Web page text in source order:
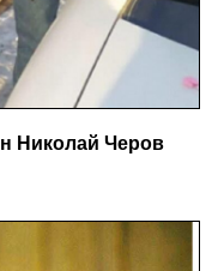
Николай Черов